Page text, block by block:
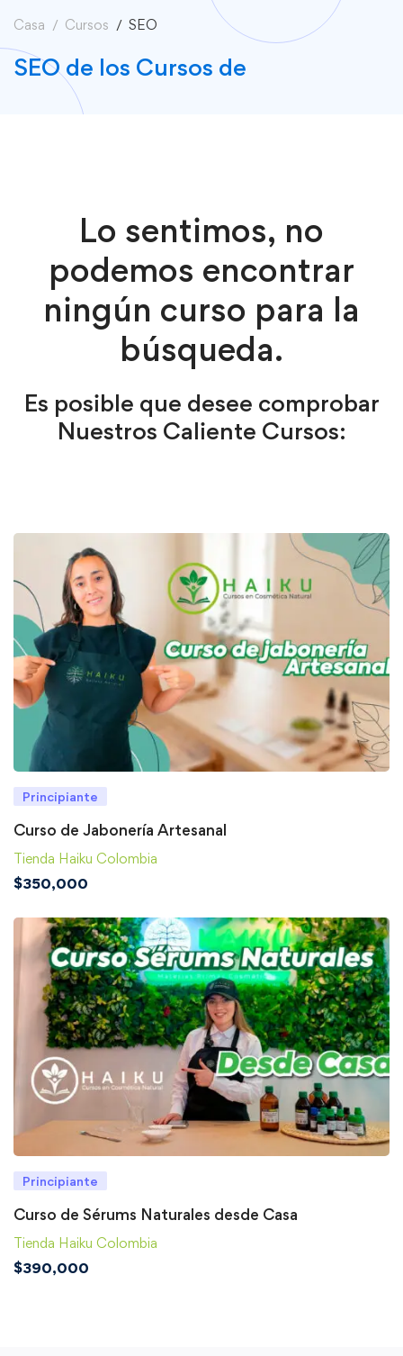
Casa Cursos SEO
SEO de los Cursos de
Lo sentimos, no
podemos encontrar
ningún curso para la
búsqueda.
Es posible que desee comprobar
Nuestros Caliente Cursos:
Principiante
Curso de Jabonería Artesanal
Tienda Haiku Colombia
$350,000
Principiante
Curso de Sérums Naturales desde Casa
Tienda Haiku Colombia
$390,000